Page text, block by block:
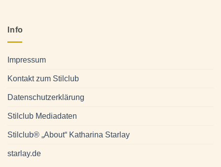
Info
Impressum
Kontakt zum Stilclub
Datenschutzerklärung
Stilclub Mediadaten
Stilclub® „About“ Katharina Starlay
starlay.de